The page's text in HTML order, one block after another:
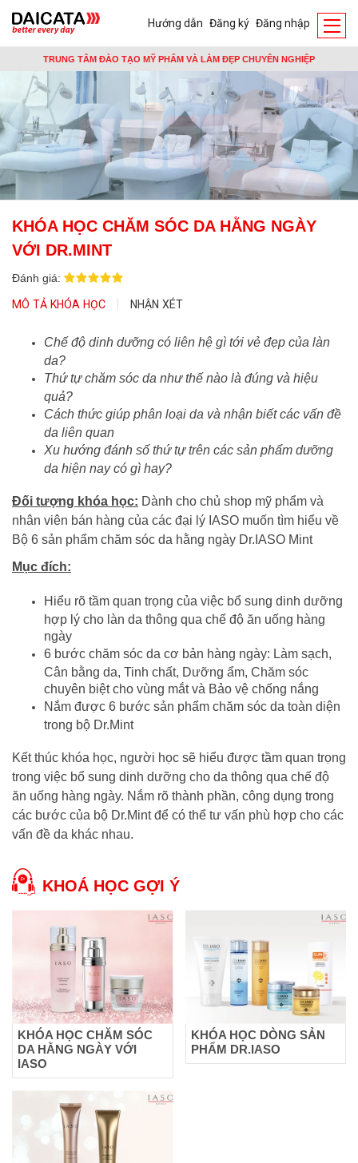
TRUNG TÂM ĐÀO TẠO MỸ PHẨM VÀ LÀM ĐẸP CHUYÊN NGHIỆP
Hướng dẫn Đăng ký Đăng nhập
KHÓA HỌC CHĂM SÓC DA HẰNG NGÀY
VỚI DR.MINT
Đánh giá:
MÔ TẢ KHÓA HỌC NHẬN XÉT
Chế độ dinh dưỡng có liên hệ gì tới vẻ đẹp của làn
da?
Thứ tự chăm sóc da như thế nào là đúng và hiệu
quả?
Cách thức giúp phân loại da và nhận biết các vấn đề
da liên quan
Xu hướng đánh số thứ tự trên các sản phẩm dưỡng
da hiện nay có gì hay?
Đối tượng khóa học: Dành cho chủ shop mỹ phẩm và
nhân viên bán hàng của các đại lý IASO muốn tìm hiểu về
Bộ 6 sản phẩm chăm sóc da hằng ngày Dr.IASO Mint
Mục đích:
Hiểu rõ tầm quan trọng của việc bổ sung dinh dưỡng
hợp lý cho làn da thông qua chế độ ăn uống hàng
ngày
6 bước chăm sóc da cơ bản hàng ngày: Làm sạch,
Cân bằng da, Tinh chất, Dưỡng ẩm, Chăm sóc
chuyên biệt cho vùng mắt và Bảo vệ chống nắng
Nắm được 6 bước sản phẩm chăm sóc da toàn diện
trong bộ Dr.Mint
Kết thúc khóa học, người học sẽ hiểu được tầm quan trọng
trong việc bổ sung dinh dưỡng cho da thông qua chế độ
ăn uống hàng ngày. Nắm rõ thành phần, công dụng trong
các bước của bộ Dr.Mint để có thể tư vấn phù hợp cho các
vấn đề da khác nhau.
KHOÁ HỌC GỢI Ý
KHÓA HỌC CHĂM SÓC
DA HẰNG NGÀY VỚI
IASO
KHÓA HỌC DÒNG SẢN
PHẨM DR.IASO